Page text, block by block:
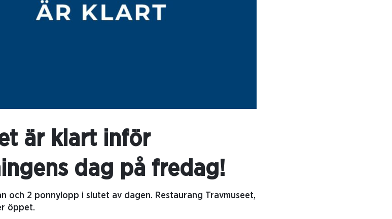
är klart inför
dag på fredag!
och 2 ponnylopp i slutet av dagen. Restaurang Travmuseet,
öppet.